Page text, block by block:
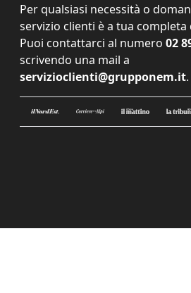
Per qualsiasi necessità o
servizio clienti è a tua completa
Puoi contattarci al numero 02
scrivendo una mail a
servizioclienti@grupponem.it.